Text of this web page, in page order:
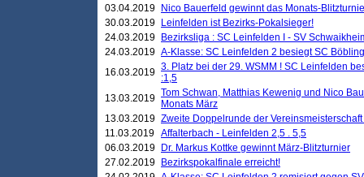
03.04.2019
Nico Bauerfeld gewinnt das Monats-
30.03.2019
Leinfelden ist Bezirks-Pokalsieger!
24.03.2019
Bezirksliga : SC Leinfelden I - SV
24.03.2019 A-Klasse: SC Leinfelden 2 besiegt SC
16.03.2019 3. Platz bei der 29. WSMM ! SC Leinfelden
:1,5
13.03.2019 Tom Schwan, Matthias Kewenig und Nico
Monats März
13.03.2019 Zweite Doppelrunde der
11.03.2019 Affalterbach - Leinfelden 2,5 . 5,5
06.03.2019
Dr. Markus Kottke gewinnt März-Blitzturnier
27.02.2019
Bezirkspokalfinale erreicht!